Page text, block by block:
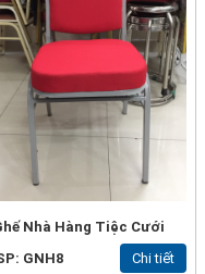
Nhà Hàng Tiệc Cưới
GNH8
Chi tiết